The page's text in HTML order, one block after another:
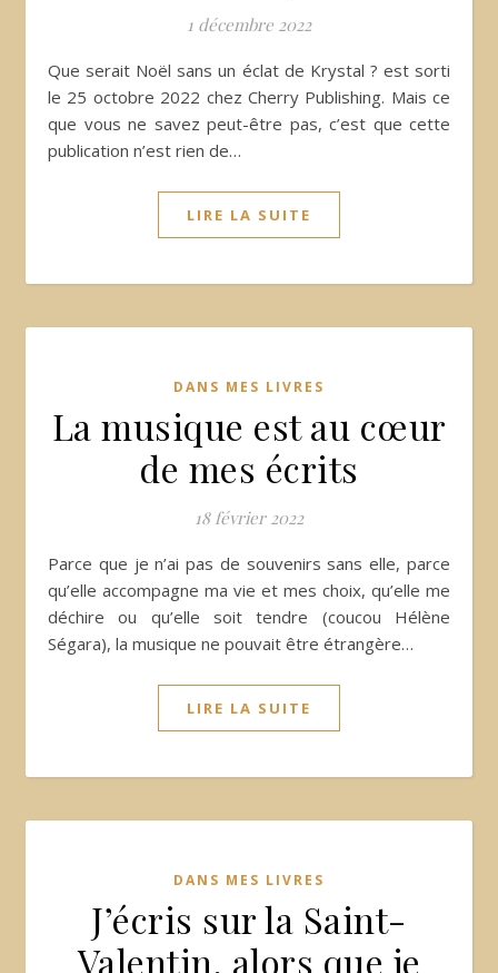
1 décembre 2022
Que serait Noël sans un éclat de Krystal ? est sorti
le 25 octobre 2022 chez Cherry Publishing. Mais ce
que vous ne savez peut-être pas, c’est que cette
publication n’est rien de…
LIRE LA SUITE
DANS MES LIVRES
La musique est au cœur
de mes écrits
18 février 2022
Parce que je n’ai pas de souvenirs sans elle, parce
qu’elle accompagne ma vie et mes choix, qu’elle me
déchire ou qu’elle soit tendre (coucou Hélène
Ségara), la musique ne pouvait être étrangère…
LIRE LA SUITE
DANS MES LIVRES
J’écris sur la Saint-
Valentin, alors que je